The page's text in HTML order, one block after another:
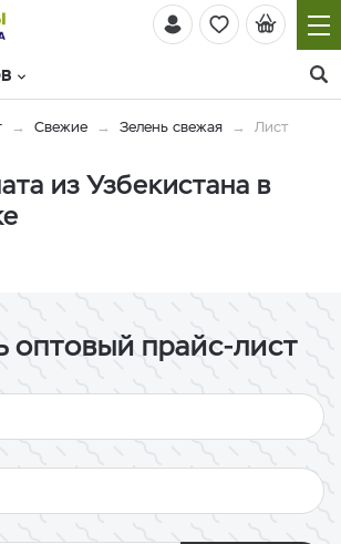
Свежие Зелень свежая
Лист
из Узбекистана в
оптовый прайс-лист